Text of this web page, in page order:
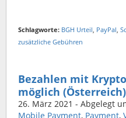
Schlagworte: BGH Urteil PayPal
zusätzliche Gebühren
Bezahlen mit
möglich (Österreich)
26. März 2021 - Abgelegt
Mobile Payment, Payment,